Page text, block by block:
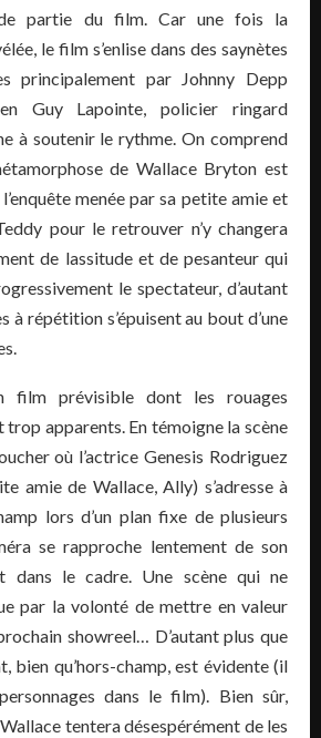
partie du film. Car une fois la
le film s’enlise dans des saynètes
principalement par Johnny Depp
en Guy Lapointe, policier ringard
à soutenir le rythme. On comprend
de Wallace Bryton est
menée par sa petite amie et
pour le retrouver n’y changera
de lassitude et de pesanteur qui
le spectateur, d’autant
à répétition s’épuisent au bout d’une
film prévisible dont les rouages
trop apparents. En témoigne la scène
où l’actrice Genesis Rodriguez
amie de Wallace, Ally) s’adresse à
lors d’un plan fixe de plusieurs
se rapproche lentement de son
dans le cadre. Une scène qui ne
par la volonté de mettre en valeur
showreel… D’autant plus que
bien qu’hors-champ, est évidente (il
dans le film). Bien sûr,
tentera désespérément de les